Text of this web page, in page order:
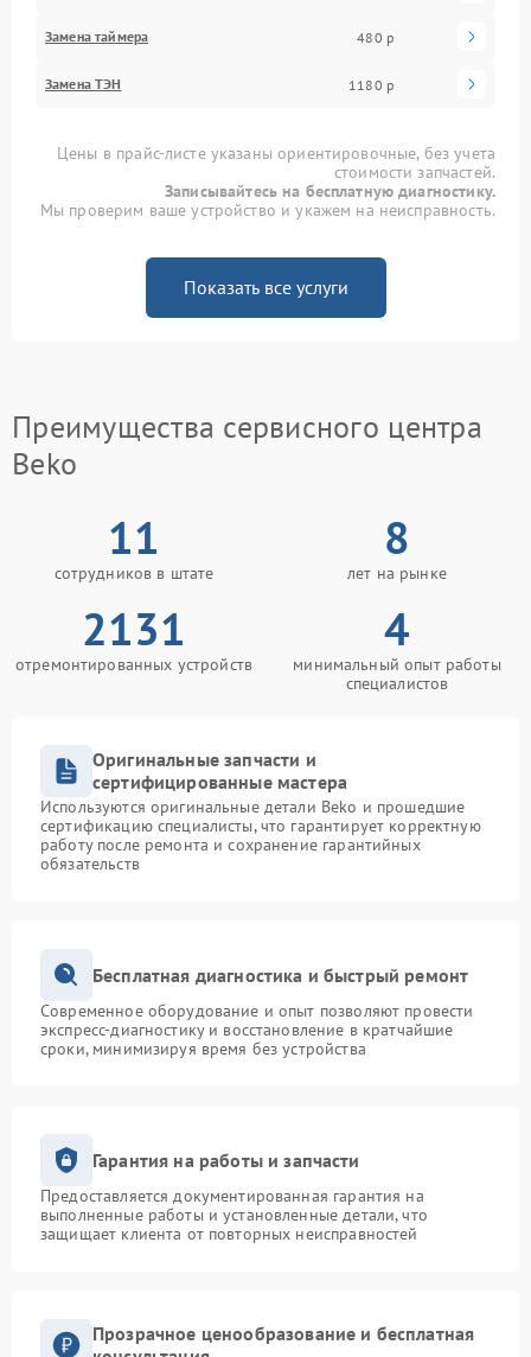
Замена таймера 480 р
Замена ТЭН 1180 р
Цены в прайс-листе указаны ориентировочные, без учета
стоимости запчастей.
Записывайтесь на бесплатную диагностику.
Мы проверим ваше устройство и укажем на неисправность.
Показать все услуги
Преимущества сервисного центра
Beko
11
сотрудников в штате
8
лет на рынке
2131
отремонтированных устройств
4
минимальный опыт работы
специалистов
Оригинальные запчасти и
сертифицированные мастера
Используются оригинальные детали Beko и прошедшие
сертификацию специалисты, что гарантирует корректную
работу после ремонта и сохранение гарантийных
обязательств
Бесплатная диагностика и быстрый ремонт
Современное оборудование и опыт позволяют провести
экспресс-диагностику и восстановление в кратчайшие
сроки, минимизируя время без устройства
Гарантия на работы и запчасти
Предоставляется документированная гарантия на
выполненные работы и установленные детали, что
защищает клиента от повторных неисправностей
Прозрачное ценообразование и бесплатная